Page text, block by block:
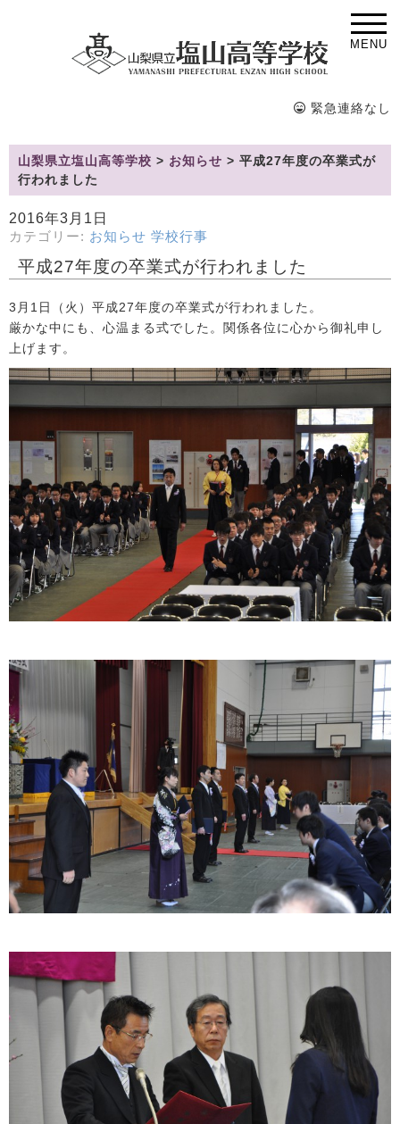
MENU
緊急連絡なし
山梨県立塩山高等学校 > お知らせ > 平成27年度の卒業式が
行われました
2016年3月1日
カテゴリー: お知らせ 学校行事
平成27年度の卒業式が行われました
3月1日（火）平成27年度の卒業式が行われました。
厳かな中にも、心温まる式でした。関係各位に心から御礼申し
上げます。